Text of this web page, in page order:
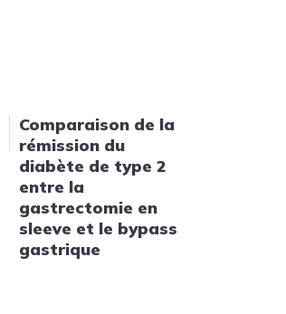
Comparaison de la
rémission du
diabète de type 2
entre la
gastrectomie en
sleeve et le bypass
gastrique